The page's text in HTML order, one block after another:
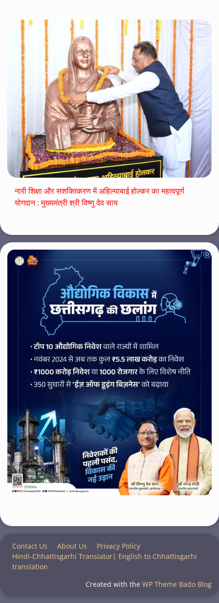
नारी शिक्षा और सशक्तिकरण में अहिल्याबाई होल्कर का महत्वपूर्ण
योगदान : मुख्यमंत्री श्री विष्णु देव साय
Contact Us About Us
Privacy Policy
Hindi-Chhattisgarhi Translator| English to Chhattisgarhi
translation
Created with the WP Theme Bado Blog